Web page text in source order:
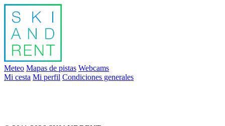
Meteo Mapas de pistas Webcams
Mi cesta Mi perfil Condiciones generales